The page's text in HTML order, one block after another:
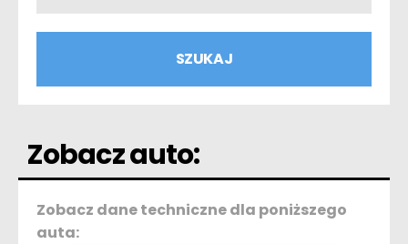
Zobacz auto:
Zobacz dane techniczne dla poniższego
auta: